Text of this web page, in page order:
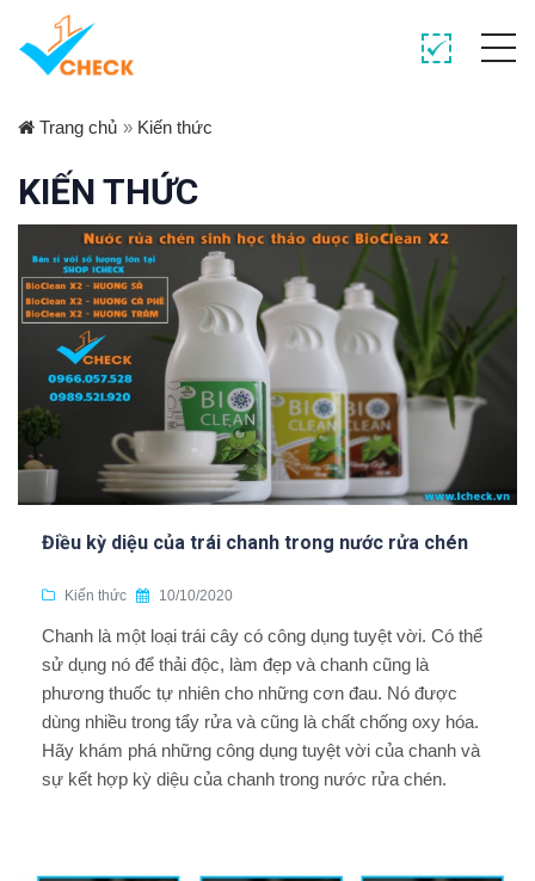
Trang chủ » Kiến thức
KIẾN THỨC
Điều kỳ diệu của trái chanh trong nước rửa chén
Kiến thức 10/10/2020
Chanh là một loại trái cây có công dụng tuyệt vời. Có thể
sử dụng nó để thải độc, làm đẹp và chanh cũng là
phương thuốc tự nhiên cho những cơn đau. Nó được
dùng nhiều trong tẩy rửa và cũng là chất chống oxy hóa.
Hãy khám phá những công dụng tuyệt vời của chanh và
sự kết hợp kỳ diệu của chanh trong nước rửa chén.